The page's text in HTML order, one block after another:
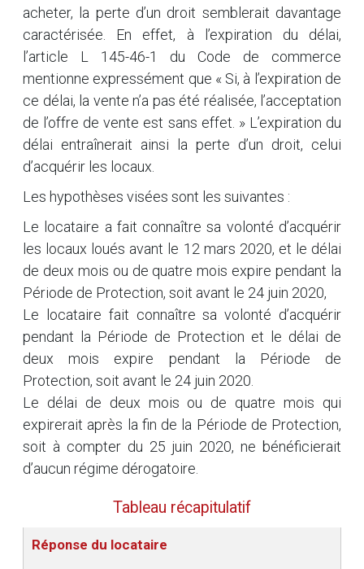
acheter, la perte d’un droit semblerait davantage
caractérisée. En effet, à l’expiration du délai,
l’article L 145-46-1 du Code de commerce
mentionne expressément que « Si, à l’expiration de
ce délai, la vente n’a pas été réalisée, l’acceptation
de l’offre de vente est sans effet. » L’expiration du
délai entraînerait ainsi la perte d’un droit, celui
d’acquérir les locaux.
Les hypothèses visées sont les suivantes :
Le locataire a fait connaître sa volonté d’acquérir
les locaux loués avant le 12 mars 2020, et le délai
de deux mois ou de quatre mois expire pendant la
Période de Protection, soit avant le 24 juin 2020,
Le locataire fait connaître sa volonté d’acquérir
pendant la Période de Protection et le délai de
deux mois expire pendant la Période de
Protection, soit avant le 24 juin 2020.
Le délai de deux mois ou de quatre mois qui
expirerait après la fin de la Période de Protection,
soit à compter du 25 juin 2020, ne bénéficierait
d’aucun régime dérogatoire.
Tableau récapitulatif
Réponse du locataire